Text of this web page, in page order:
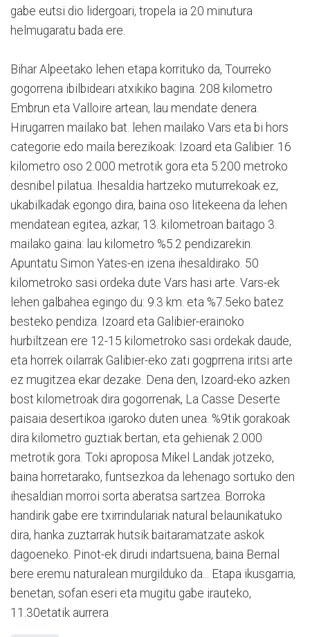
gabe eutsi dio lidergoari, tropela ia 20 minutura
helmugaratu bada ere.
Bihar Alpeetako lehen etapa korrituko da, Tourreko
gogorrena ibilbideari atxikiko bagina. 208 kilometro
Embrun eta Valloire artean, lau mendate denera.
Hirugarren mailako bat. lehen mailako Vars eta bi hors
categorie edo maila berezikoak: Izoard eta Galibier. 16
kilometro oso 2.000 metrotik gora eta 5.200 metroko
desnibel pilatua. Ihesaldia hartzeko muturrekoak ez,
ukabilkadak egongo dira, baina oso litekeena da lehen
mendatean egitea, azkar, 13. kilometroan baitago 3.
mailako gaina: lau kilometro %5.2 pendizarekin.
Apuntatu Simon Yates-en izena ihesaldirako. 50
kilometroko sasi ordeka dute Vars hasi arte. Vars-ek
lehen galbahea egingo du: 9.3 km. eta %7.5eko batez
besteko pendiza. Izoard eta Galibier-erainoko
hurbiltzean ere 12-15 kilometroko sasi ordekak daude,
eta horrek oilarrak Galibier-eko zati gogprrena iritsi arte
ez mugitzea ekar dezake. Dena den, Izoard-eko azken
bost kilometroak dira gogorrenak, La Casse Deserte
paisaia desertikoa igaroko duten unea. %9tik gorakoak
dira kilometro guztiak bertan, eta gehienak 2.000
metrotik gora. Toki aproposa Mikel Landak jotzeko,
baina horretarako, funtsezkoa da lehenago sortuko den
ihesaldian morroi sorta aberatsa sartzea. Borroka
handirik gabe ere txirrindulariak natural belaunikatuko
dira, hanka zuztarrak hutsik baitaramatzate askok
dagoeneko. Pinot-ek dirudi indartsuena, baina Bernal
bere eremu naturalean murgilduko da... Etapa ikusgarria,
benetan, sofan eseri eta mugitu gabe irauteko,
11.30etatik aurrera